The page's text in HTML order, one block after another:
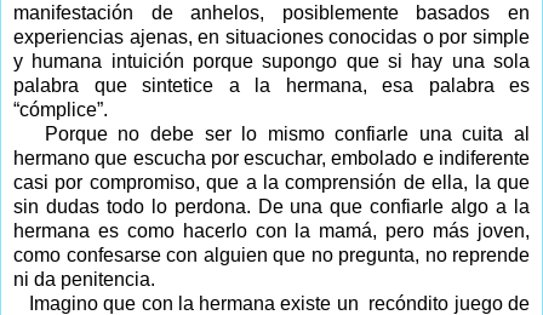
manifestación de anhelos, posiblemente basados en
experiencias ajenas, en situaciones conocidas o por simple
y humana intuición porque supongo que si hay una sola
palabra que sintetice a la hermana, esa palabra es
“cómplice”.
Porque no debe ser lo mismo confiarle una cuita al
hermano que escucha por escuchar, embolado e indiferente
casi por compromiso, que a la comprensión de ella, la que
sin dudas todo lo perdona. De una que confiarle algo a la
hermana es como hacerlo con la mamá, pero más joven,
como confesarse con alguien que no pregunta, no reprende
ni da penitencia.
Imagino que con la hermana existe un recóndito juego de